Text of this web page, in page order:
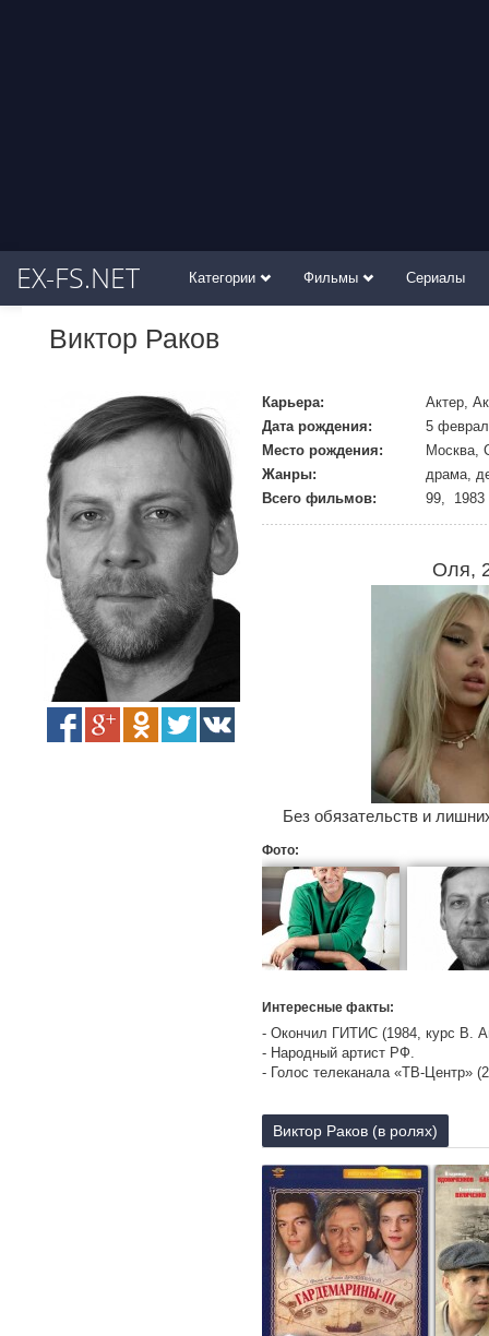
EX-FS.NET Категории Фильмы Сериалы
Виктор Раков
Карьера:
Актер,
Дата рождения:
5
Место рождения:
Москва,
Жанры:
драма,
Всего фильмов:
99, 1983
Оля,
Без обязательств и
Фото:
Интересные факты:
- Окончил ГИТИС (1984, курс В.
- Народный артист РФ.
- Голос телеканала «ТВ-Центр»
Виктор Раков (в ролях)